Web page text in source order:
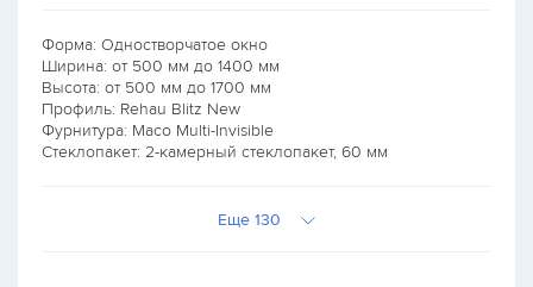
Форма: Одностворчатое окно
Ширина: от 500 мм до 1400 мм
Высота: от 500 мм до 1700 мм
Профиль: Rehau Blitz New
Фурнитура: Maco Multi-Invisible
Стеклопакет: 2-камерный стеклопакет, 60 мм
Еще 130